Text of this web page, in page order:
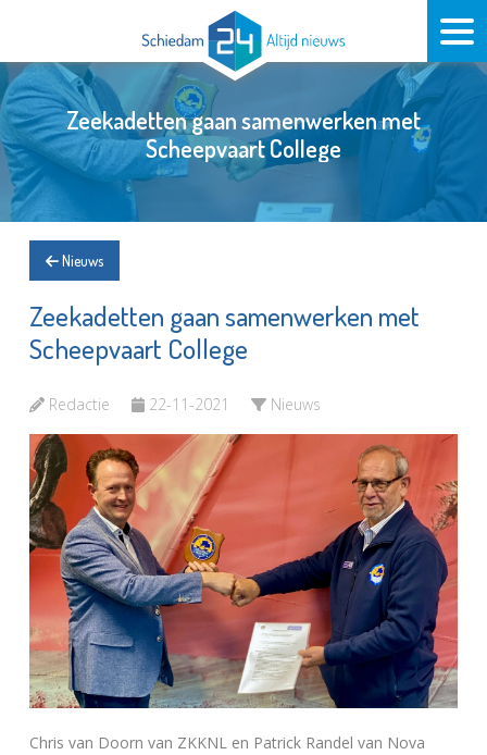
Zeekadetten gaan samenwerken met
Scheepvaart College
Nieuws
Zeekadetten gaan samenwerken met
Scheepvaart College
Redactie 22-11-2021 Nieuws
Chris van Doorn van ZKKNL en Patrick Randel van Nova